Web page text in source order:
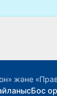
және
Бос